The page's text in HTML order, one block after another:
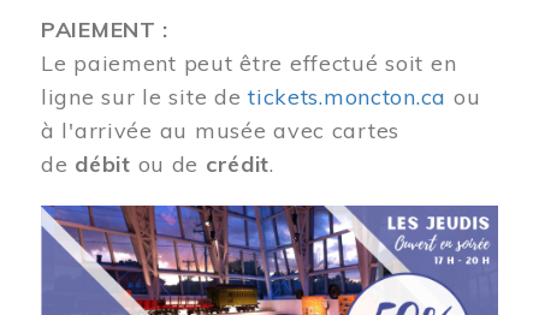
PAIEMENT :
Le paiement peut être effectué soit en
ligne sur le site detickets.moncton.ca ou
à l'arrivée au musée avec cartes
de débit ou de crédit.
Image